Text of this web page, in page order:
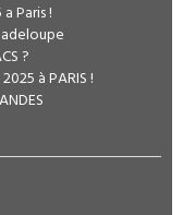
Paris !
?
à PARIS !